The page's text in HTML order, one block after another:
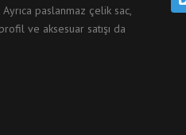
paslanmaz çelik sac,
ve aksesuar satışı da